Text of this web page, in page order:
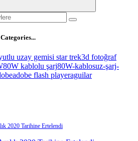
uzay gemisi star trek3d fotoğraf
80W kablolu şarj80W-kablosuz-şarj-
adobe flash playeraguilar
2020 Tarihine Ertelendi